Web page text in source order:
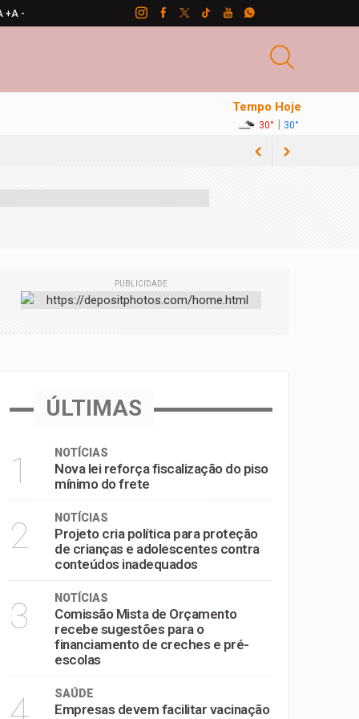
+A -
Tempo Hoje
30° 30°
pré-escolas
PUBLICIDADE
ÚLTIMAS
1 NOTÍCIAS
Nova lei reforça fiscalização do piso
mínimo do frete
2 NOTÍCIAS
Projeto cria política para proteção
de crianças e adolescentes contra
conteúdos inadequados
3 NOTÍCIAS
Comissão Mista de Orçamento
recebe sugestões para o
financiamento de creches e pré-
escolas
SAÚDE
Empresas devem facilitar vacinação